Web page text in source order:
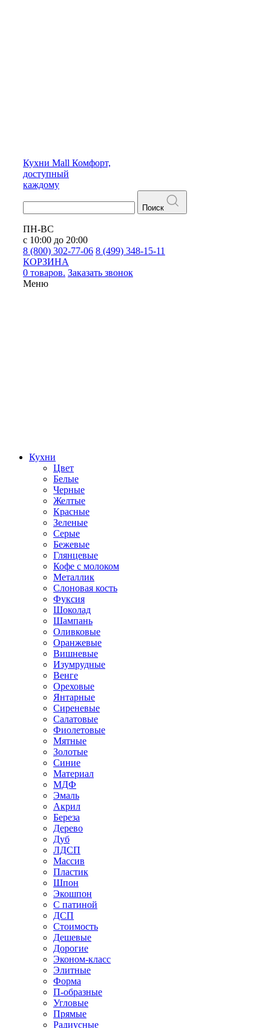
Кухни Mall Комфорт,
доступный
каждому
Поиск
ПН-ВС
с 10:00 до 20:00
8 (800) 302-77-06 8 (499) 348-15-11
КОРЗИНА
0 товаров. Заказать звонок
Меню
Кухни
Цвет
Белые
Черные
Желтые
Красные
Зеленые
Серые
Бежевые
Глянцевые
Кофе с молоком
Металлик
Слоновая кость
Фуксия
Шоколад
Шампань
Оливковые
Оранжевые
Вишневые
Изумрудные
Венге
Ореховые
Янтарные
Сиреневые
Салатовые
Фиолетовые
Мятные
Золотые
Синие
Материал
МДФ
Эмаль
Акрил
Береза
Дерево
Дуб
ЛДСП
Массив
Пластик
Шпон
Экошпон
С патиной
ДСП
Стоимость
Дешевые
Дорогие
Эконом-класс
Элитные
Форма
П-образные
Угловые
Прямые
Радиусные